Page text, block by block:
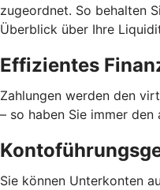
zugeordnet. So behalten
Überblick über Ihre
Effizientes
Zahlungen werden den
– so haben Sie immer den
Sie können Unterkonten